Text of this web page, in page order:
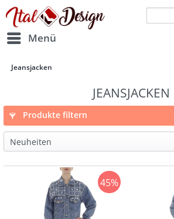
Zur Hauptnavigation springen Zum
Menü
Jeansjacken
JEANSJACKEN
Produkte filtern
45%